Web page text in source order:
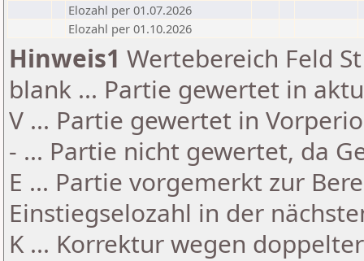
Elozahl per 01.07.2026
Elozahl per 01.10.2026
Hinweis1 Wertebereich Feld
blank ... Partie gewertet in
V ... Partie gewertet in
- ... Partie nicht gewertet, da
E ... Partie vorgemerkt zur
Einstiegselozahl in der
K ... Korrektur wegen